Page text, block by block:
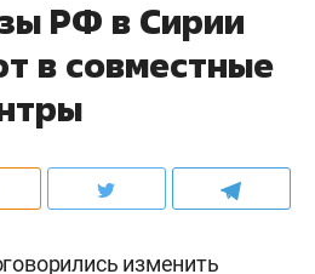
РФ в Сирии
в совместные
изменить